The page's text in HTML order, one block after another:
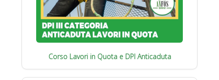
Corso Lavori in Quota e DPI Anticaduta